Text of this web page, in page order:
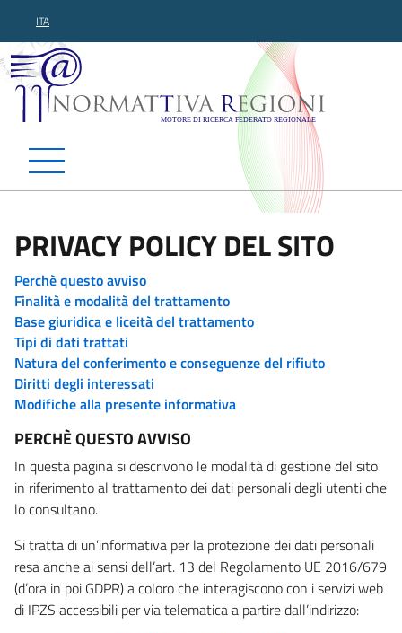
ITA
Normattiva Regioni -
PRIVACY POLICY DEL SITO
Perchè questo avviso
Finalità e modalità del trattamento
Base giuridica e liceità del trattamento
Tipi di dati trattati
Natura del conferimento e conseguenze del rifiuto
Diritti degli interessati
Modifiche alla presente informativa
PERCHÈ QUESTO AVVISO
In questa pagina si descrivono le modalità di gestione del sito
in riferimento al trattamento dei dati personali degli utenti che
lo consultano.
Si tratta di un’informativa per la protezione dei dati personali
resa anche ai sensi dell’art. 13 del Regolamento UE 2016/679
(d’ora in poi GDPR) a coloro che interagiscono con i servizi web
di IPZS accessibili per via telematica a partire dall’indirizzo: